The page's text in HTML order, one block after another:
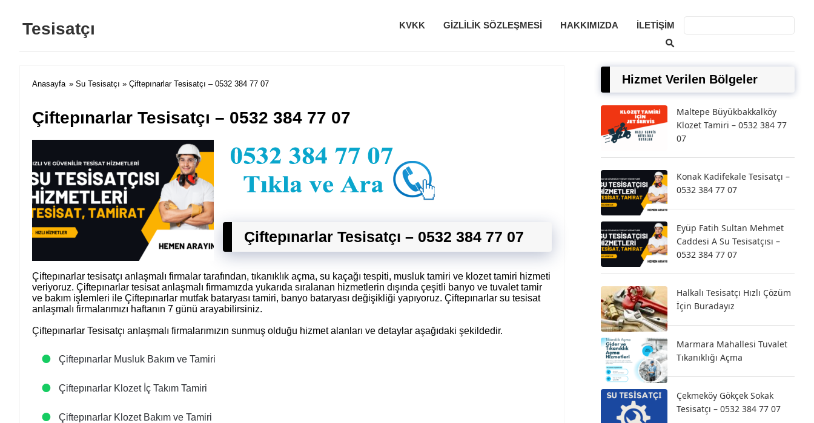
Tesisatçı KVKK GIZLILIK SÖZLEŞMESI HAKKIMIZDA İLETIŞIM
Anasayfa » Su Tesisatçı » Çiftepınarlar Tesisatçı – 0532 384 77 07
Çiftepınarlar Tesisatçı – 0532 384 77 07
Çiftepınarlar Tesisatçı – 0532 384 77 07
Çiftepınarlar tesisatçı anlaşmalı firmalar tarafından, tıkanıklık açma, su kaçağı tespiti, musluk tamiri ve klozet tamiri hizmeti
veriyoruz. Çiftepınarlar tesisat anlaşmalı firmamızda yukarıda sıralanan hizmetlerin dışında çeşitli banyo ve tuvalet tamir
ve bakım işlemleri ile Çiftepınarlar mutfak bataryası tamiri, banyo bataryası değişikliği yapıyoruz. Çiftepınarlar su tesisat
anlaşmalı firmalarımızı haftanın 7 günü arayabilirsiniz.
Çiftepınarlar Tesisatçı anlaşmalı firmalarımızın sunmuş olduğu hizmet alanları ve detaylar aşağıdaki şekildedir.
Çiftepınarlar Musluk Bakım ve Tamiri
Çiftepınarlar Klozet İç Takım Tamiri
Çiftepınarlar Klozet Bakım ve Tamiri
Hizmet Verilen Bölgeler
Maltepe Büyükbakkalköy
Klozet Tamiri – 0532 384 77
07
Konak Kadifekale Tesisatçı –
0532 384 77 07
Eyüp Fatih Sultan Mehmet
Caddesi A Su Tesisatçısı –
0532 384 77 07
Halkalı Tesisatçı Hızlı Çözüm
İçin Buradayız
Marmara Mahallesi Tuvalet
Tıkanıklığı Açma
Çekmeköy Gökçek Sokak
Tesisatçı – 0532 384 77 07